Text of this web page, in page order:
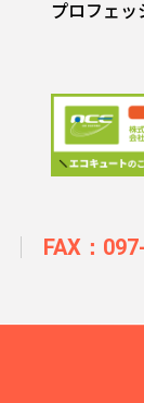
プロフェ
FAX：